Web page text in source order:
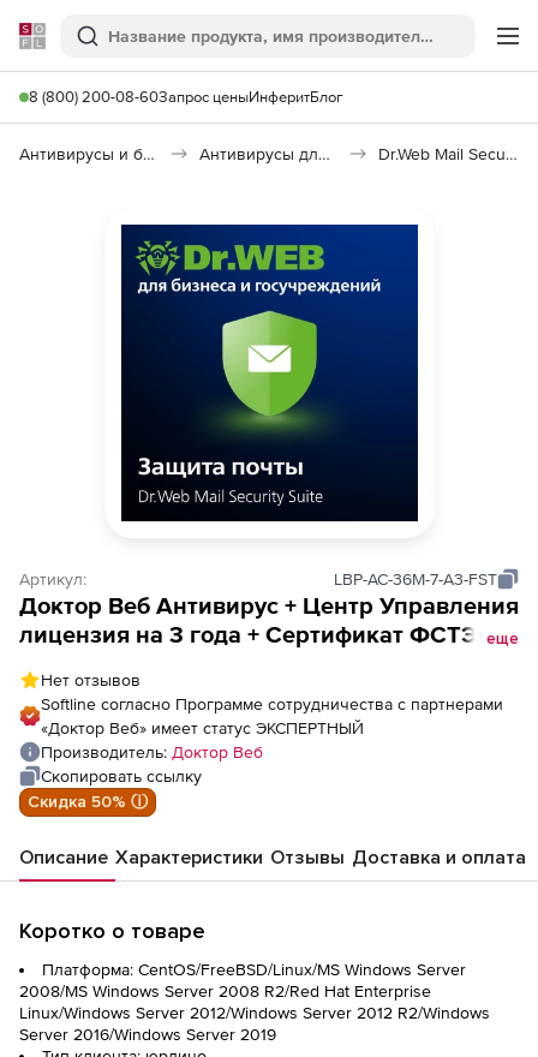
Softline
Поиск
8 (800) 200-08-60Запрос ценыИнферитБлог
Антивирусы и безопасность Антивирусы для организаций Dr.Web Mail Security Suite
Артикул: LBP-AC-36M-7-A3-FST
Доктор Веб Антивирус + Центр Управления
лицензия на 3 года + Сертификат ФСТЭКеще
Нет отзывов
Softline согласно Программе сотрудничества с партнерами
«Доктор Веб» имеет статус ЭКСПЕРТНЫЙ
Производитель: Доктор Веб
Скопировать ссылку
Скидка 50% ⓘ
Описание Характеристики Отзывы Доставка и оплата
Коротко о товаре
Платформа: CentOS/FreeBSD/Linux/MS Windows Server
2008/MS Windows Server 2008 R2/Red Hat Enterprise
Linux/Windows Server 2012/Windows Server 2012 R2/Windows
Server 2016/Windows Server 2019